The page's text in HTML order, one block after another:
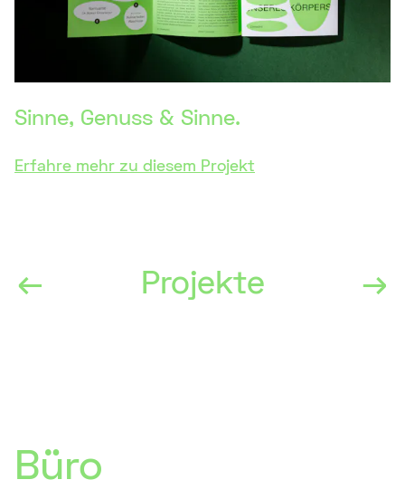
Sinne, Genuss & Sinne.
Erfahre mehr zu diesem Projekt
← Projekte →
Büro